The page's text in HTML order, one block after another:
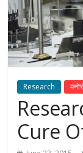
Research
Cure